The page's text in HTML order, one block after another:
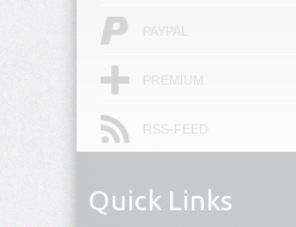
PAYPAL
PREMIUM
RSS-FEED
Quick Links